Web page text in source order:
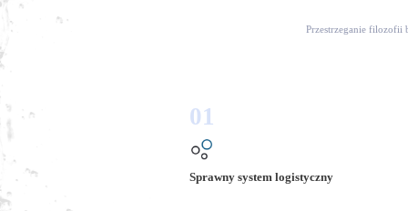
Przestrzeganie filozofii
01
Sprawny system logistyczny